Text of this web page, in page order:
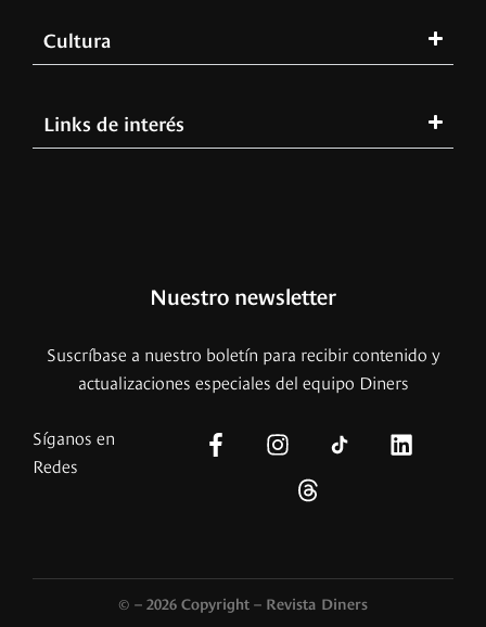
Cultura
Links de interés
Nuestro newsletter
Suscríbase a nuestro boletín para recibir contenido y
actualizaciones especiales del equipo Diners
Síganos en
Redes
© – 2026 Copyright – Revista Diners